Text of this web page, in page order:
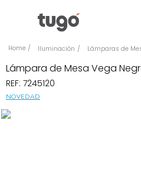
Iluminación Lámparas de
Lámpara de Mesa Vega
REF: 7245120
NOVEDAD
Comedor
Silla